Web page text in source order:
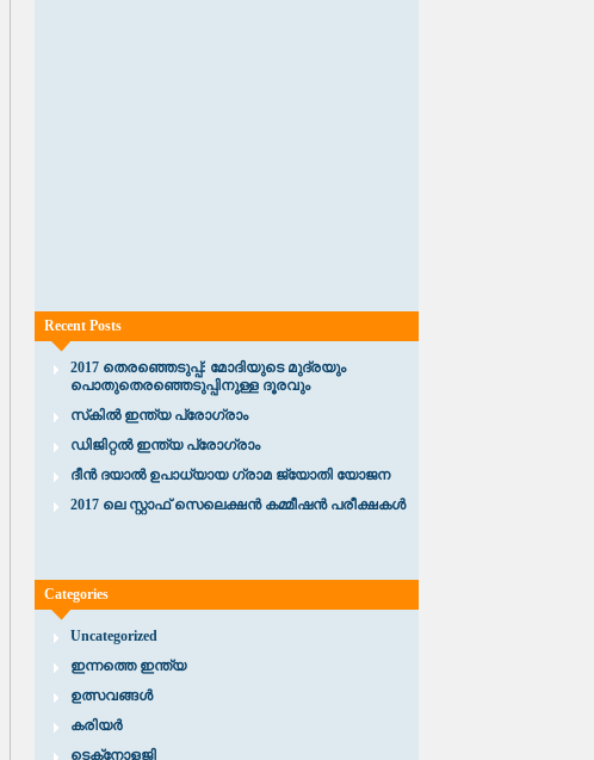
Recent Posts
2017 തെരഞ്ഞെടുപ്പ്: മോദിയുടെ മുദ്രയും
പൊതുതെരഞ്ഞെടുപ്പിനുള്ള ദൂരവും
സ്‌കിൽ ഇന്ത്യ പ്രോഗ്രാം
ഡിജിറ്റൽ ഇന്ത്യ പ്രോഗ്രാം
ദീൻ ദയാൽ ഉപാധ്യായ ഗ്രാമ ജ്യോതി യോജന
2017 ലെ സ്റ്റാഫ് സെലെക്ഷൻ കമ്മീഷൻ പരീക്ഷകൾ
Categories
Uncategorized
ഇന്നത്തെ ഇന്ത്യ
ഉത്സവങ്ങൾ
കരിയർ
ടെക്‌നോളജി